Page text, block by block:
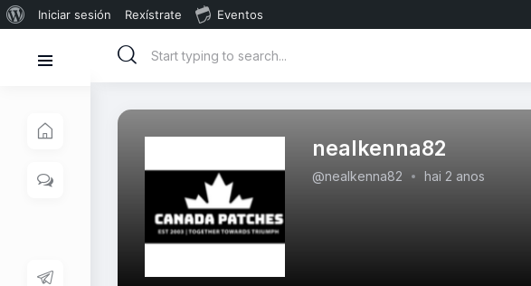
Iniciar sesión Rexístrate Eventos
nealkenna82
@nealkenna82 hai 2 anos